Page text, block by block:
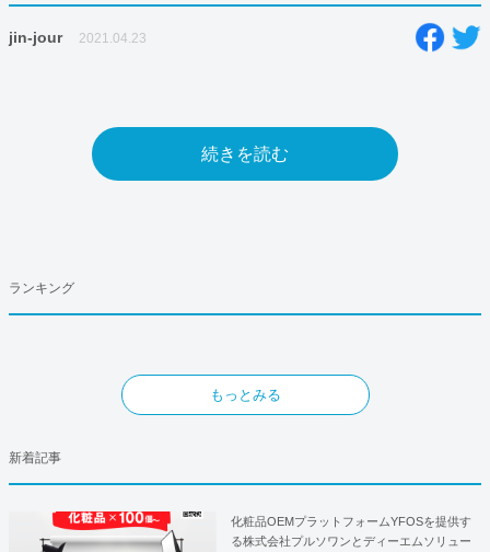
jin-jour 2021.04.23
続きを読む
ランキング
もっとみる
新着記事
化粧品OEMプラットフォームYFOSを提供す
る株式会社プルソワンとディーエムソリュー